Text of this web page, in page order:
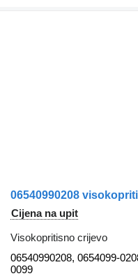
06540990208
Cijena na upit
Visokopritisno crijevo
06540990208, 0654099-
0099